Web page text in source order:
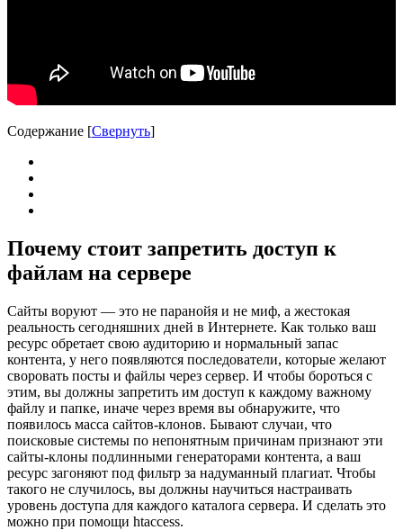
Содержание [Свернуть]
Почему стоит запретить доступ к
файлам на сервере
Сайты воруют — это не паранойя и не миф, а жестокая
реальность сегодняшних дней в Интернете. Как только ваш
ресурс обретает свою аудиторию и нормальный запас
контента, у него появляются последователи, которые желают
своровать посты и файлы через сервер. И чтобы бороться с
этим, вы должны запретить им доступ к каждому важному
файлу и папке, иначе через время вы обнаружите, что
появилось масса сайтов-клонов. Бывают случаи, что
поисковые системы по непонятным причинам признают эти
сайты-клоны подлинными генераторами контента, а ваш
ресурс загоняют под фильтр за надуманный плагиат. Чтобы
такого не случилось, вы должны научиться настраивать
уровень доступа для каждого каталога сервера. И сделать это
можно при помощи htaccess.